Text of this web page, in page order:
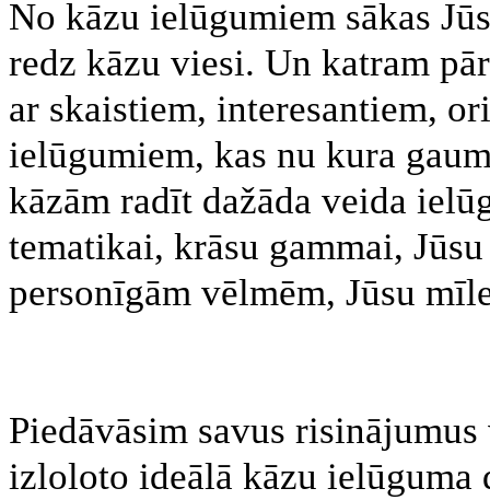
No kāzu ielūgumiem sākas
redz kāzu viesi. Un katram
ar skaistiem, interesantiem,
ielūgumiem, kas nu kura
kāzām radīt dažāda veida
tematikai, krāsu gammai,
personīgām vēlmēm, Jūsu
Piedāvāsim savus
izloloto ideālā kāzu ielūguma